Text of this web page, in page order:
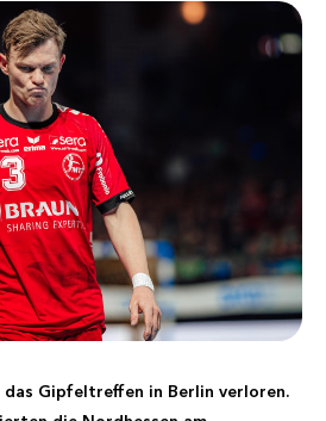
Gipfeltreffen in Berlin verloren.